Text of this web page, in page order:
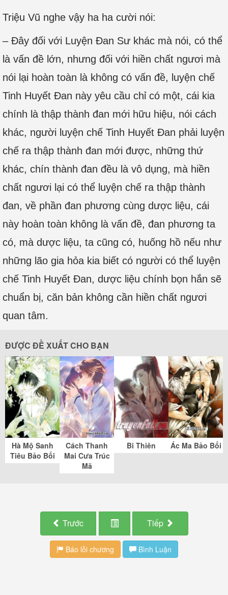
Triệu Vũ nghe vậy ha ha cười nói:
– Đây đối với Luyện Đan Sư khác mà nói, có thể
là vấn đề lớn, nhưng đối với hiền chất ngươi mà
nói lại hoàn toàn là không có vấn đề, luyện chế
Tinh Huyết Đan này yêu cầu chỉ có một, cái kia
chính là thập thành đan mới hữu hiệu, nói cách
khác, người luyện chế Tinh Huyết Đan phải luyện
chế ra thập thành đan mới được, những thứ
khác, chín thành đan đều là vô dụng, mà hiền
chất ngươi lại có thể luyện chế ra thập thành
đan, về phần đan phương cùng dược liệu, cái
này hoàn toàn không là vấn đề, đan phương ta
có, mà dược liệu, ta cũng có, huống hồ nếu như
những lão gia hỏa kia biết có người có thể luyện
chế Tinh Huyết Đan, dược liệu chính bọn hắn sẽ
chuẩn bị, căn bản không cần hiền chất ngươi
quan tâm.
ĐƯỢC ĐỀ XUẤT CHO BẠN
Hà Mộ Sanh
Tiêu Bảo Bối
Cách Thanh
Mai Cưa Trúc
Mã
Bi Thiên Ác Ma Bảo Bối
Trước Tiếp
Báo lỗi chương Bình Luận